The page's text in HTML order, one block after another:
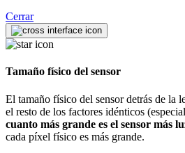
Cerrar
Tamaño físico del sensor
El tamaño físico del sensor detrás de la
el resto de los factores idénticos
cuanto más grande es el sensor más
cada píxel físico es más grande.